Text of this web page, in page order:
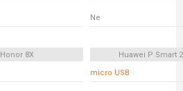
Ne
Honor 8X
Huawei P Smart
micro USB